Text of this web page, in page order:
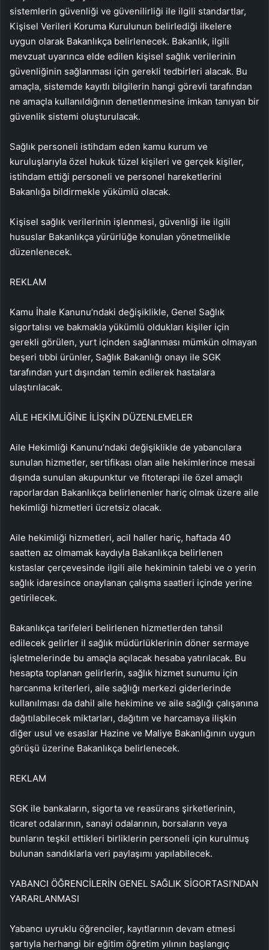
sistemlerin güvenliği ve güvenilirliği ile ilgili standartlar,
Kişisel Verileri Koruma Kurulunun belirlediği ilkelere
uygun olarak Bakanlıkça belirlenecek. Bakanlık, ilgili
mevzuat uyarınca elde edilen kişisel sağlık verilerinin
güvenliğinin sağlanması için gerekli tedbirleri alacak. Bu
amaçla, sistemde kayıtlı bilgilerin hangi görevli tarafından
ne amaçla kullanıldığının denetlenmesine imkan tanıyan bir
güvenlik sistemi oluşturulacak.
Sağlık personeli istihdam eden kamu kurum ve
kuruluşlarıyla özel hukuk tüzel kişileri ve gerçek kişiler,
istihdam ettiği personeli ve personel hareketlerini
Bakanlığa bildirmekle yükümlü olacak.
Kişisel sağlık verilerinin işlenmesi, güvenliği ile ilgili
hususlar Bakanlıkça yürürlüğe konulan yönetmelikle
düzenlenecek.
REKLAM
Kamu İhale Kanunu’ndaki değişiklikle, Genel Sağlık
sigortalısı ve bakmakla yükümlü oldukları kişiler için
gerekli görülen, yurt içinden sağlanması mümkün olmayan
beşeri tıbbi ürünler, Sağlık Bakanlığı onayı ile SGK
tarafından yurt dışından temin edilerek hastalara
ulaştırılacak.
AİLE HEKİMLİĞİNE İLİŞKİN DÜZENLEMELER
Aile Hekimliği Kanunu’ndaki değişiklikle de yabancılara
sunulan hizmetler, sertifikası olan aile hekimlerince mesai
dışında sunulan akupunktur ve fitoterapi ile özel amaçlı
raporlardan Bakanlıkça belirlenenler hariç olmak üzere aile
hekimliği hizmetleri ücretsiz olacak.
Aile hekimliği hizmetleri, acil haller hariç, haftada 40
saatten az olmamak kaydıyla Bakanlıkça belirlenen
kıstaslar çerçevesinde ilgili aile hekiminin talebi ve o yerin
sağlık idaresince onaylanan çalışma saatleri içinde yerine
getirilecek.
Bakanlıkça tarifeleri belirlenen hizmetlerden tahsil
edilecek gelirler il sağlık müdürlüklerinin döner sermaye
işletmelerinde bu amaçla açılacak hesaba yatırılacak. Bu
hesapta toplanan gelirlerin, sağlık hizmet sunumu için
harcanma kriterleri, aile sağlığı merkezi giderlerinde
kullanılması da dahil aile hekimine ve aile sağlığı çalışanına
dağıtılabilecek miktarları, dağıtım ve harcamaya ilişkin
diğer usul ve esaslar Hazine ve Maliye Bakanlığının uygun
görüşü üzerine Bakanlıkça belirlenecek.
REKLAM
SGK ile bankaların, sigorta ve reasürans şirketlerinin,
ticaret odalarının, sanayi odalarının, borsaların veya
bunların teşkil ettikleri birliklerin personeli için kurulmuş
bulunan sandıklarla veri paylaşımı yapılabilecek.
YABANCI ÖĞRENCİLERİN GENEL SAĞLIK SİGORTASI’NDAN
YARARLANMASI
Yabancı uyruklu öğrenciler, kayıtlarının devam etmesi
şartıyla herhangi bir eğitim öğretim yılının başlangıç